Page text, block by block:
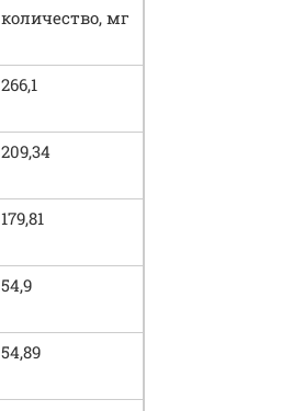
количество, мг
266,1
209,34
179,81
54,9
54,89